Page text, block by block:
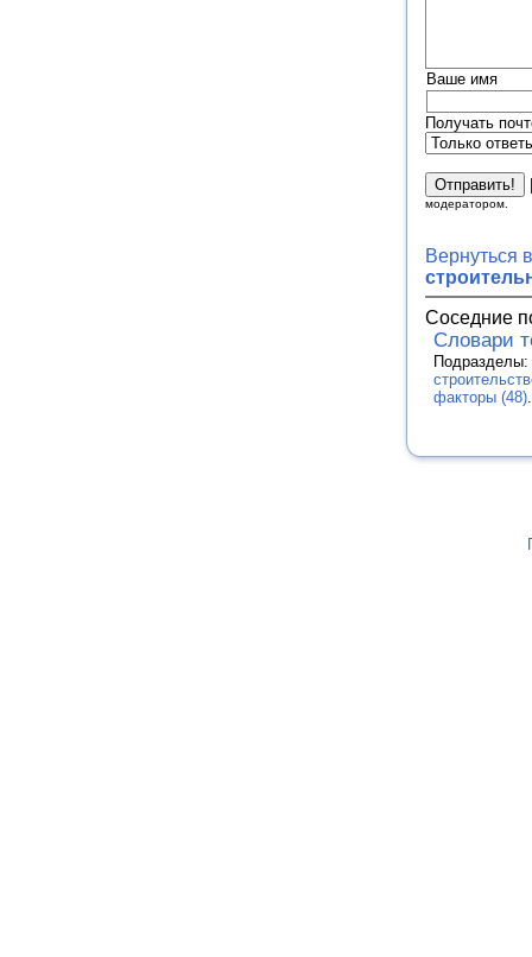
Ваше имя
Получать
модератором.
Вернуться
Соседние
Словари
Подразделы:
факторы (48)